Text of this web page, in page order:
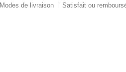
Modes de livraison Satisfait ou